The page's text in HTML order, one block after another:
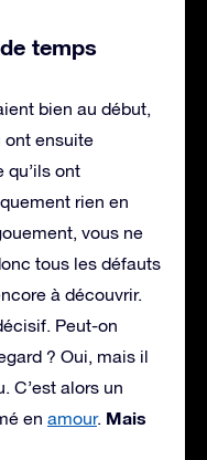
temps
bien au début,
ont ensuite
qu’ils ont
rien en
vous ne
tous les défauts
à découvrir.
Peut-on
? Oui, mais il
C’est alors un
en amour. Mais